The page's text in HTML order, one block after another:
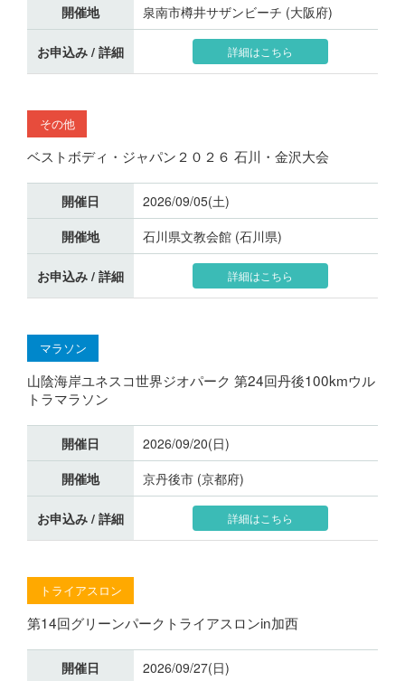
開催地 泉南市樽井サザンビーチ (大阪府)
お申込み / 詳細 詳細はこちら
その他
ベストボディ・ジャパン２０２６ 石川・金沢大会
開催日
2026/09/05(土)
開催地
石川県文教会館 (石川県)
お申込み / 詳細 詳細はこちら
マラソン
山陰海岸ユネスコ世界ジオパーク 第24回丹後100kmウル
トラマラソン
開催日
2026/09/20(日)
開催地
京丹後市 (京都府)
お申込み / 詳細 詳細はこちら
トライアスロン
第14回グリーンパークトライアスロンin加西
開催日 2026/09/27(日)